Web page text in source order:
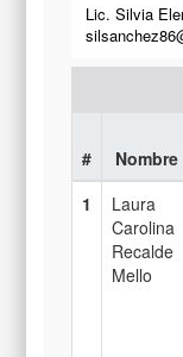
Lic. Silvia
# Nombre
1
Laura
Carolina
Recalde
Mello